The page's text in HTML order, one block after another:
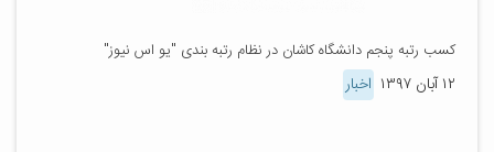
کسب رتبه پنجم دانشگاه کاشان در نظام رتبه بندی "یو اس نیوز"
۱۲ آبان ۱۳۹۷ اخبار